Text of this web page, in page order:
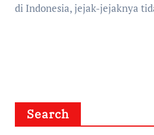
di Indonesia, jejak-jejaknya
Search